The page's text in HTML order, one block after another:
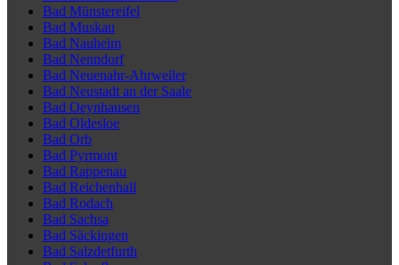
Bad Münstereifel
Bad Muskau
Bad Nauheim
Bad Nenndorf
Bad Neuenahr-Ahrweiler
Bad Neustadt an der Saale
Bad Oeynhausen
Bad Oldesloe
Bad Orb
Bad Pyrmont
Bad Rappenau
Bad Reichenhall
Bad Rodach
Bad Sachsa
Bad Säckingen
Bad Salzdetfurth